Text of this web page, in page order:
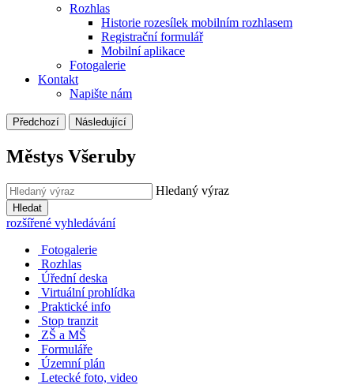
Rozhlas
Historie rozesílek mobilním rozhlasem
Registrační formulář
Mobilní aplikace
Fotogalerie
Kontakt
Napište nám
Předchozí Následující
Městys Všeruby
Hledaný výraz
Hledat
rozšířené vyhledávání
Fotogalerie
Rozhlas
Úřední deska
Virtuální prohlídka
Praktické info
Stop tranzit
ZŠ a MŠ
Formuláře
Územní plán
Letecké foto, video